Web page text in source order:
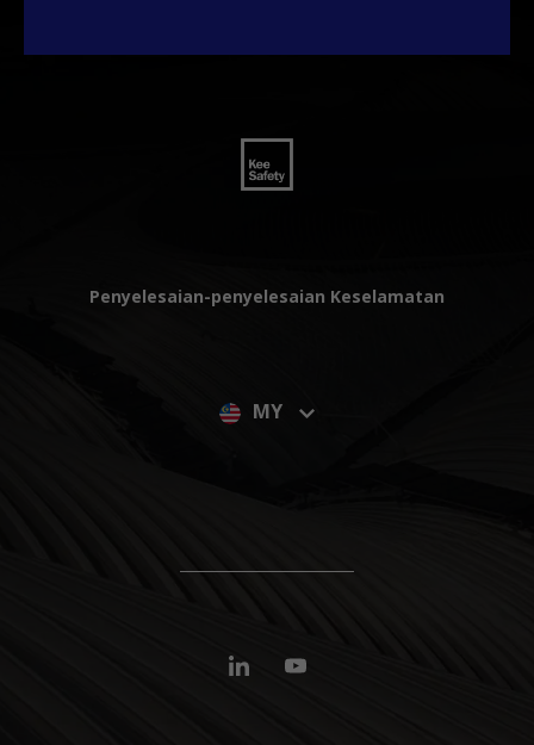
Penyelesaian-penyelesaian Keselamatan
MY